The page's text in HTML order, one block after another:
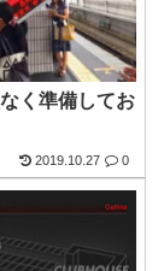
く準備してお
2019.10.27 0